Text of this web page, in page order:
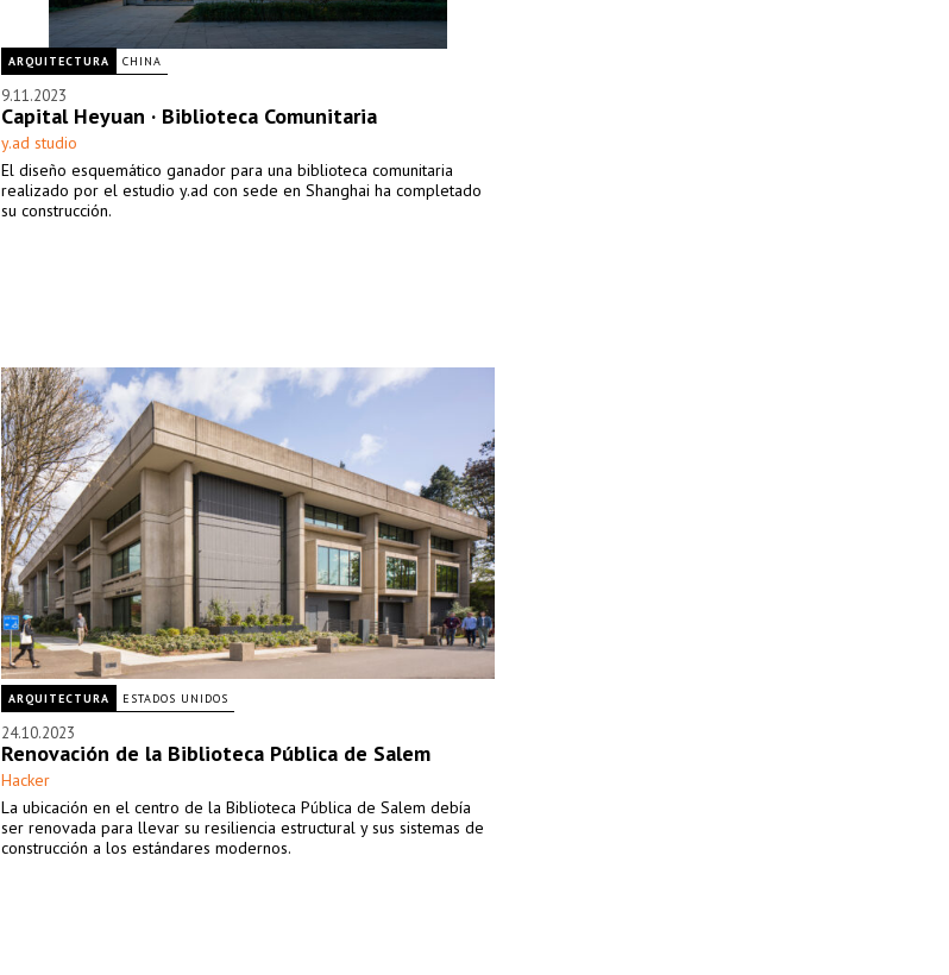
ARQUITECTURA CHINA
9.11.2023
Capital Heyuan · Biblioteca Comunitaria
y.ad studio
El diseño esquemático ganador para una biblioteca comunitaria
realizado por el estudio y.ad con sede en Shanghai ha completado
su construcción.
ARQUITECTURA ESTADOS UNIDOS
24.10.2023
Renovación de la Biblioteca Pública de Salem
Hacker
La ubicación en el centro de la Biblioteca Pública de Salem debía
ser renovada para llevar su resiliencia estructural y sus sistemas de
construcción a los estándares modernos.